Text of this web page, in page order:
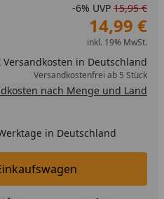
-6% UVP 15,95 €
14,99 €
inkl. 19% MwSt.
Versandkosten in Deutschland
Versandkostenfrei ab 5 Stück
nach Menge und Land
in Deutschland
In den Einkaufswagen legen